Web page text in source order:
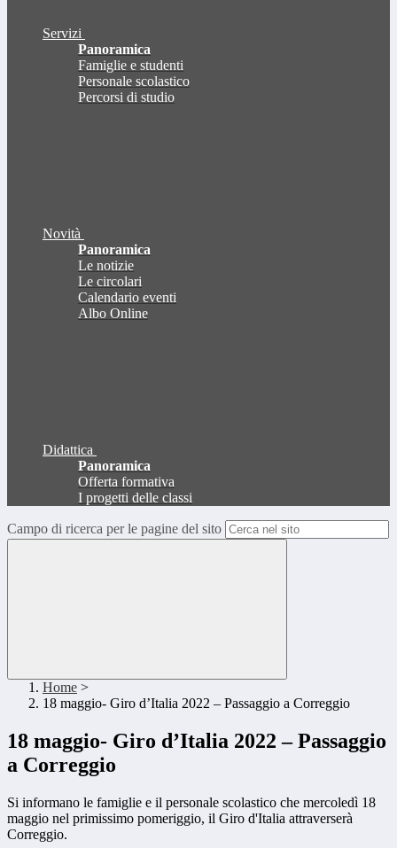
Servizi
Panoramica
Famiglie e studenti
Personale scolastico
Percorsi di studio
Novità
Panoramica
Le notizie
Le circolari
Calendario eventi
Albo Online
Didattica
Panoramica
Offerta formativa
I progetti delle classi
Campo di ricerca per le pagine del sito
Home >
18 maggio- Giro d’Italia 2022 – Passaggio a Correggio
18 maggio- Giro d’Italia 2022 – Passaggio
a Correggio
Si informano le famiglie e il personale scolastico che mercoledì 18
maggio nel primissimo pomeriggio, il Giro d'Italia attraverserà
Correggio.